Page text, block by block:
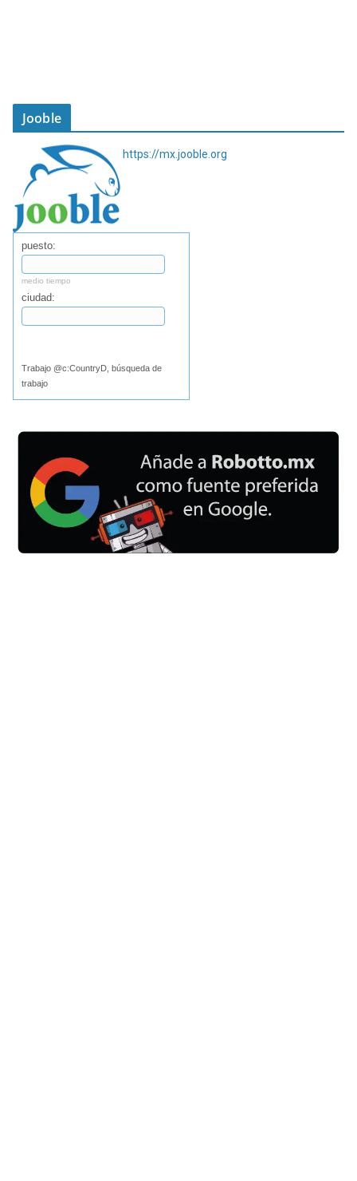
Jooble
https://mx.jooble.org
puesto:
medio tiempo
ciudad:
Trabajo @c:CountryD, búsqueda de
trabajo